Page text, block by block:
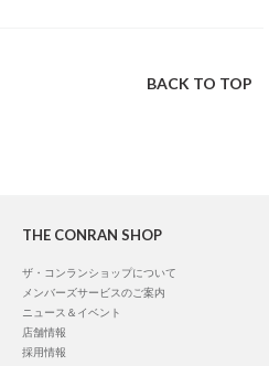
BACK TO TOP
THE CONRAN SHOP
ザ・コンランショップについて
メンバーズサービスのご案内
ニュース＆イベント
店舗情報
採用情報